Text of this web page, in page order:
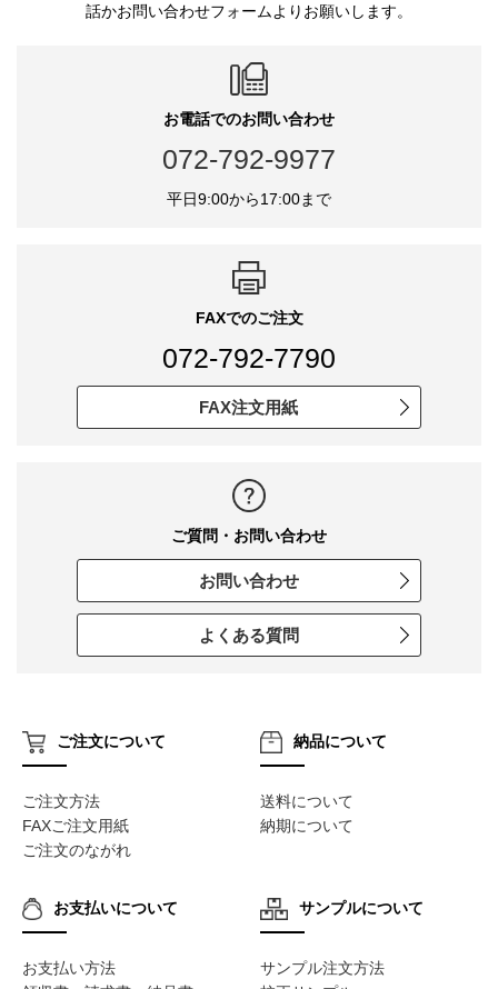
話かお問い合わせフォームよりお願いします。
お電話でのお問い合わせ
072-792-9977
平日9:00から17:00まで
FAXでのご注文
072-792-7790
FAX注文用紙
ご質問・お問い合わせ
お問い合わせ
よくある質問
ご注文について
ご注文方法
FAXご注文用紙
ご注文のながれ
納品について
送料について
納期について
お支払いについて
お支払い方法
サンプルについて
サンプル注文方法